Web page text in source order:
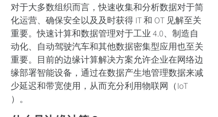
什么是边缘计算？
边缘计算如何工作？
边缘计算的优势
边缘计算解决方案
应用和用例
边缘计算技术
产品与服务
Digi 解决方案
对于大多数组织而言，快速收集和分析数据对于简
化运营、确保安全以及及时获得 IT 和 OT 见解至关
重要。快速计算和数据管理对于工业 4.0、制造自
动化、自动驾驶汽车和其他数据密集型应用也至关
重要。目前的边缘计算解决方案允许企业在网络边
缘部署智能设备，通过在数据产生地管理数据来减
少延迟和带宽使用，从而充分利用物联网（IoT
）。